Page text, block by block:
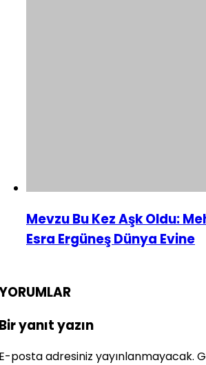
Mevzu Bu Kez Aşk Oldu:
Esra Ergüneş Dünya Evine
yanıt yazın
posta adresiniz yayınlanmayacak.